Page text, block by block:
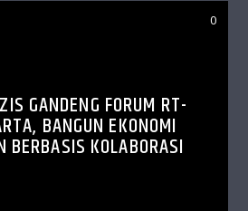
0
GANDENG FORUM RT-
BANGUN EKONOMI
BERBASIS KOLABORASI